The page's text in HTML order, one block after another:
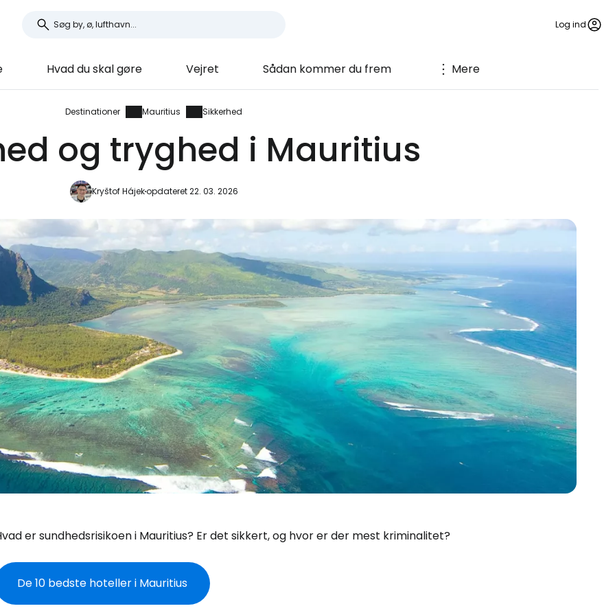
Log ind
Hvad du skal gøre Vejret Sådan kommer du frem Mere
Destinationer Mauritius Sikkerhed
og tryghed i Mauritius
Kryštof Hájekopdateret 22. 03. 2026
er sundhedsrisikoen i Mauritius? Er det sikkert, og hvor er der mest kriminalitet?
De 10 bedste hoteller i Mauritius